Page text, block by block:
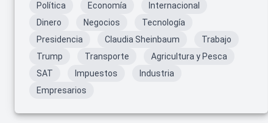
Política Economía
Internacional
Dinero
Negocios
Tecnología
Presidencia
Claudia Sheinbaum
Trabajo
Trump
Transporte
Agricultura y Pesca
SAT
Impuestos
Industria
Empresarios